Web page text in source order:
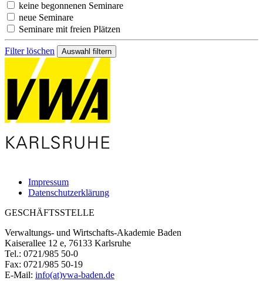
keine begonnenen Seminare
neue Seminare
Seminare mit freien Plätzen
Filter löschen
Impressum
Datenschutzerklärung
GESCHÄFTSSTELLE
Verwaltungs- und Wirtschafts-Akademie Baden
Kaiserallee 12 e, 76133 Karlsruhe
Tel.: 0721/985 50-0
Fax: 0721/985 50-19
E-Mail: info(at)vwa-baden.de